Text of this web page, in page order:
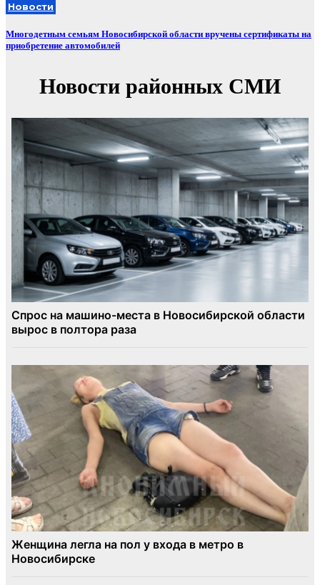
Новости
Многодетным семьям Новосибирской области вручены сертификаты на
приобретение автомобилей